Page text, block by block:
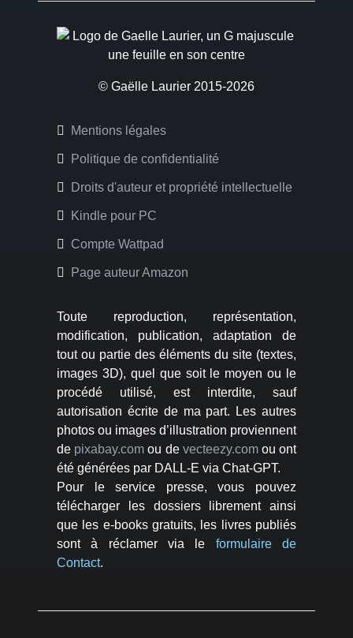
© Gaëlle Laurier 2015-2026
Mentions légales
Politique de confidentialité
Droits d'auteur et propriété intellectuelle
Kindle pour PC
Compte Wattpad
Page auteur Amazon
Toute reproduction, représentation,
modification, publication, adaptation de
tout ou partie des éléments du site (textes,
images 3D), quel que soit le moyen ou le
procédé utilisé, est interdite, sauf
autorisation écrite de ma part. Les autres
photos ou images d’illustration proviennent
de pixabay.com ou de vecteezy.comou ont
été générées par DALL-E via Chat-GPT.
Pour le service presse, vous pouvez
télécharger les dossiers librement ainsi
que les e-books gratuits, les livres publiés
sont à réclamer via le formulaire de
Contact.